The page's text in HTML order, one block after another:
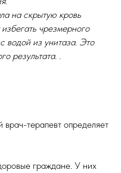
на скрытую кровь
чрезмерного
водой из унитаза. Это
результата. .
терапевт определяет
граждане. У них